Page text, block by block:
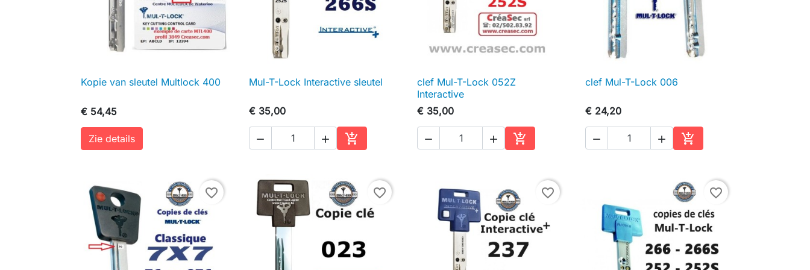
 Snel bekijken
Kopie van sleutel Multlock 400
€ 54,45
Zie details
 Snel bekijken
Mul-T-Lock Interactive sleutel
€ 35,00
  
In winkelwagen
 Snel bekijken
clef Mul-T-Lock 052Z
Interactive
€ 35,00
  
In winkelwagen
 Snel bekijken
clef Mul-T-Lock 006
€ 24,20
  
In winkelwagen
favorite_border favorite_border favorite_border favorite_border